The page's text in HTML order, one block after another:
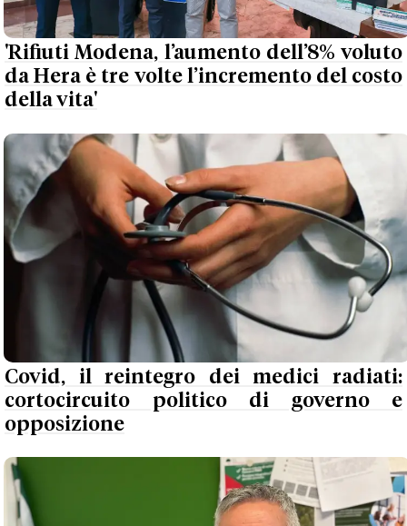
'Rifiuti Modena, l’aumento dell’8% voluto
da Hera è tre volte l’incremento del costo
della vita'
Covid, il reintegro dei medici radiati:
cortocircuito politico di governo e
opposizione